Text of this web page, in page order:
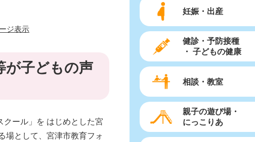
ジ表示
が子どもの声
ール」を はじめとした宮
場として、宮津市教育フォ
妊娠・出産
健診・予防接種
・ 子どもの健康
相談・教室
親子の遊び場・
にっこりあ